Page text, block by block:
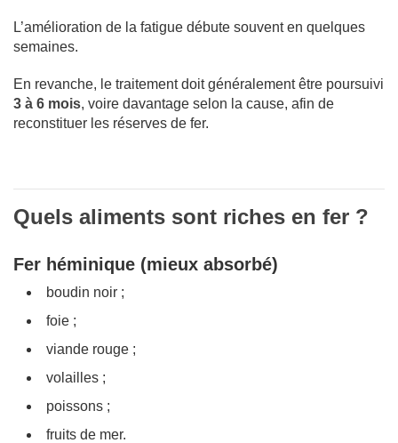
L’amélioration de la fatigue débute souvent en quelques
semaines.
En revanche, le traitement doit généralement être poursuivi
3 à 6 mois, voire davantage selon la cause, afin de
reconstituer les réserves de fer.
Quels aliments sont riches en fer ?
Fer héminique (mieux absorbé)
boudin noir ;
foie ;
viande rouge ;
volailles ;
poissons ;
fruits de mer.